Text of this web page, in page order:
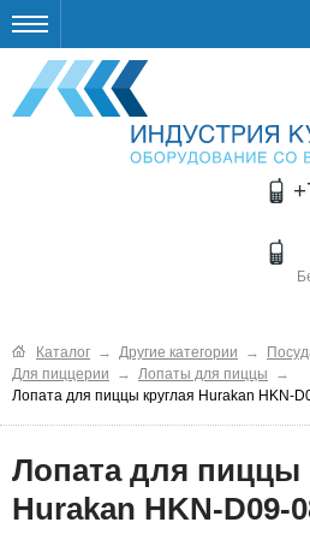
Каталог → Другие категории →
Для пиццерии
→ Лопаты для пиццы
→
Лопата для пиццы круглая Hurakan HKN-
Лопата для пиццы
Hurakan HKN-D09-